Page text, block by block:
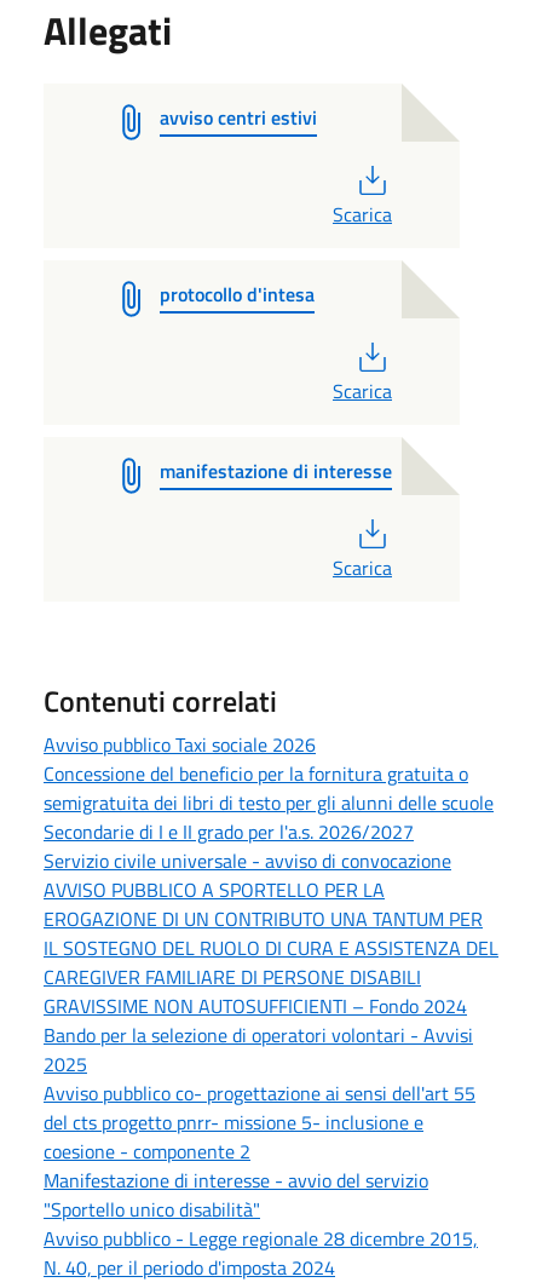
Allegati
avviso centri estivi
Scarica
protocollo d'intesa
Scarica
manifestazione di interesse
Scarica
Contenuti correlati
Avviso pubblico Taxi sociale 2026
Concessione del beneficio per la fornitura gratuita o
semigratuita dei libri di testo per gli alunni delle scuole
Secondarie di I e II grado per l'a.s. 2026/2027
Servizio civile universale - avviso di convocazione
AVVISO PUBBLICO A SPORTELLO PER LA
EROGAZIONE DI UN CONTRIBUTO UNA TANTUM PER
IL SOSTEGNO DEL RUOLO DI CURA E ASSISTENZA DEL
CAREGIVER FAMILIARE DI PERSONE DISABILI
GRAVISSIME NON AUTOSUFFICIENTI – Fondo 2024
Bando per la selezione di operatori volontari - Avvisi
2025
Avviso pubblico co- progettazione ai sensi dell'art 55
del cts progetto pnrr- missione 5- inclusione e
coesione - componente 2
Manifestazione di interesse - avvio del servizio
"Sportello unico disabilità"
Avviso pubblico - Legge regionale 28 dicembre 2015,
N. 40, per il periodo d'imposta 2024